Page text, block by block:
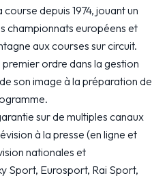
depuis 1974, jouant un
championnats européens et
aux courses sur circuit.
ordre dans la gestion
son image à la préparation de
sur de multiples canaux
à la presse (en ligne et
nationales et
Sport, Eurosport, Rai Sport,